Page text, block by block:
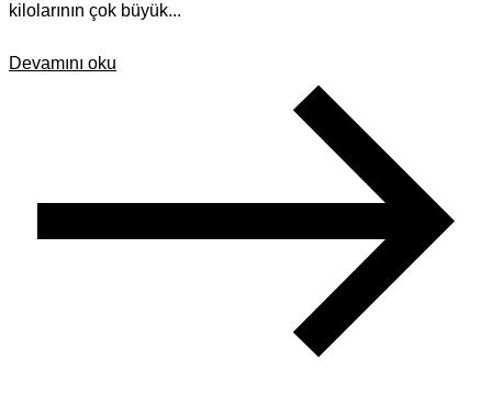
kilolarının çok büyük...
Devamını oku